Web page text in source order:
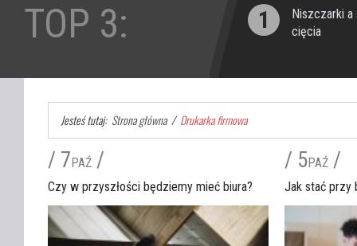
TOP 3: 1
Niszczarki a
cięcia
Jesteś tutaj: Strona główna / Drukarka firmowa
/ 7PAŹ /
Czy w przyszłości będziemy mieć biura?
/ 5PAŹ /
Jak stać przy